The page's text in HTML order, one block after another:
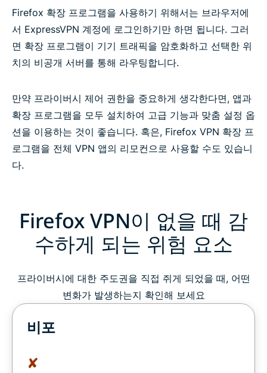
Firefox 확장 프로그램을 사용하기 위해서는 브라우저에
서 ExpressVPN 계정에 로그인하기만 하면 됩니다. 그러
면 확장 프로그램이 기기 트래픽을 암호화하고 선택한 위
치의 비공개 서버를 통해 라우팅합니다.
만약 프라이버시 제어 권한을 중요하게 생각한다면, 앱과
확장 프로그램을 모두 설치하여 고급 기능과 맞춤 설정 옵
션을 이용하는 것이 좋습니다. 혹은, Firefox VPN 확장 프
로그램을 전체 VPN 앱의 리모컨으로 사용할 수도 있습니
다.
Firefox VPN이 없을 때 감
수하게 되는 위험 요소
프라이버시에 대한 주도권을 직접 쥐게 되었을 때, 어떤
변화가 발생하는지 확인해 보세요
비포
✘